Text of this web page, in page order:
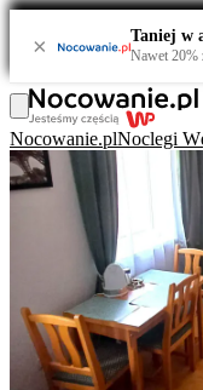
× Taniej w
Nawet 20%
Nocowanie.plNoclegi